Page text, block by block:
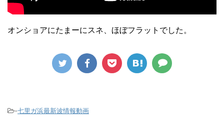
オンショアにたまーにスネ、ほぼフラットでした。
-七里ガ浜最新波情報動画